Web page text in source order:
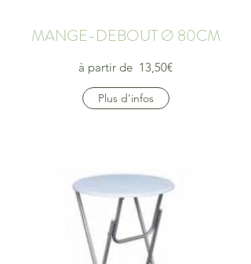
MANGE-DEBOUT Ø 80CM
à partir de 13,50€
Plus d'infos